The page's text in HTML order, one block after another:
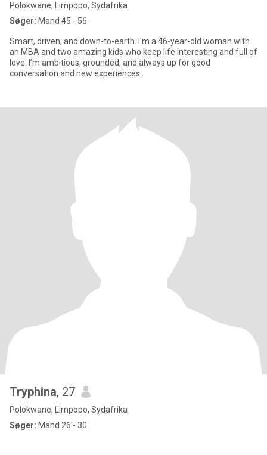
Polokwane, Limpopo, Sydafrika
Søger: Mand 45 - 56
Smart, driven, and down-to-earth. I'm a 46-year-old woman with
an MBA and two amazing kids who keep life interesting and full of
love. I’m ambitious, grounded, and always up for good
conversation and new experiences.
Tryphina, 27
Polokwane, Limpopo, Sydafrika
Søger: Mand 26 - 30